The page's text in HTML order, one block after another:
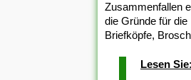
Zusammenfallen
die Gründe für
Briefköpfe,
Lesen Sie: